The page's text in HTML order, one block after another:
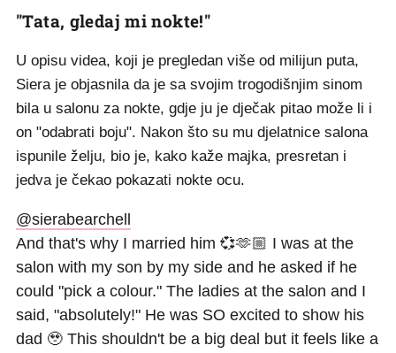
"Tata, gledaj mi nokte!"
U opisu videa, koji je pregledan više od milijun puta,
Siera je objasnila da je sa svojim trogodišnjim sinom
bila u salonu za nokte, gdje ju je dječak pitao može li i
on "odabrati boju". Nakon što su mu djelatnice salona
ispunile želju, bio je, kako kaže majka, presretan i
jedva je čekao pokazati nokte ocu.
@sierabearchell
And that's why I married him 💞🫶🏼 I was at the
salon with my son by my side and he asked if he
could "pick a colour." The ladies at the salon and I
said, "absolutely!" He was SO excited to show his
dad 🥹 This shouldn't be a big deal but it feels like a